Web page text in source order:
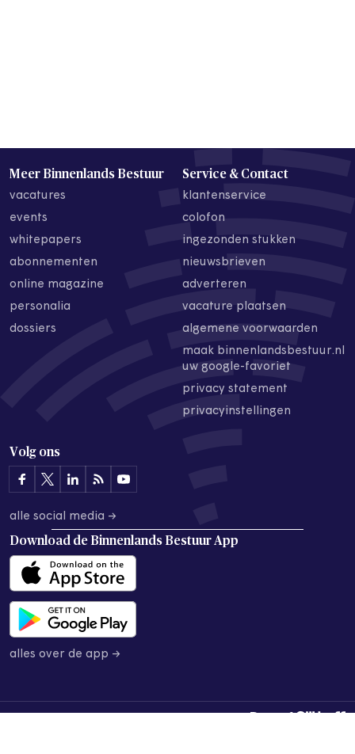
Meer Binnenlands Bestuur
vacatures
events
whitepapers
abonnementen
online magazine
personalia
dossiers
Service & Contact
klantenservice
colofon
ingezonden stukken
nieuwsbrieven
adverteren
vacature plaatsen
algemene voorwaarden
maak binnenlandsbestuur.nl
uw google-favoriet
privacy statement
privacyinstellingen
Volg ons
alle social media →
Download de Binnenlands Bestuur App
alles over de app →